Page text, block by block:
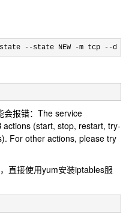
--state NEW -m tcp --
报错：The service
(start, stop, restart, try-
For other actions, please try
接使用yum安装iptables服